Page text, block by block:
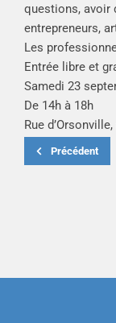
questions, avoir
entrepreneurs,
Les
Entrée libre et
Samedi 23
De 14h à 18h
Rue
Précédent